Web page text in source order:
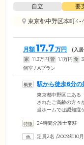
自立 要
東京都中野区本町4-
月額17.7万円 (入
家 11.3万円 管 1.1万円 食
個室 / Aプラン
駅から徒歩6分の
をご提供します
東京都中野区にある
されたご高齢の方々
当ホームでは認知症
をとおして、お一人
ご自身の役割をこな
24時間介護士常駐
定員2名 /2009年10